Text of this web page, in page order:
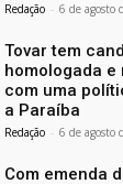
Redação - 6 de agosto
Tovar tem
homologada
com uma
a Paraíba
Redação - 6 de agosto
Com emenda